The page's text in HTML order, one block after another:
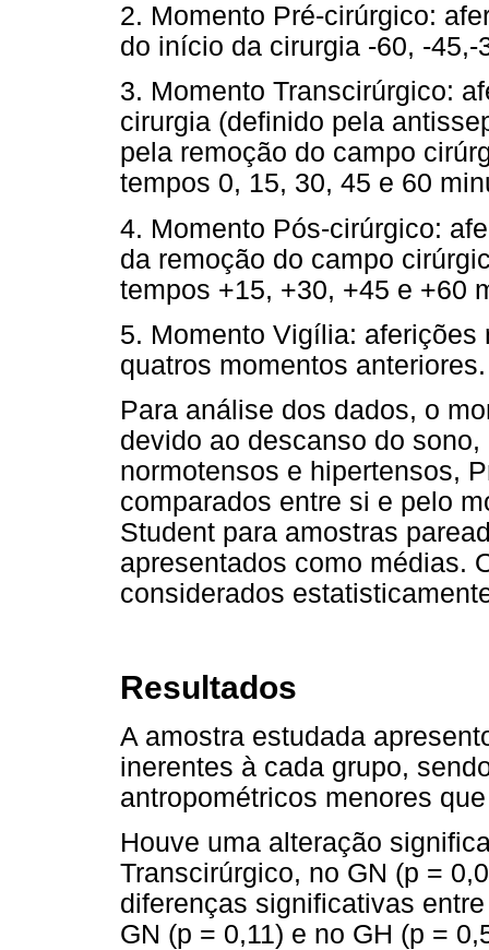
2. Momento Pré-cirúrgico:
do início da cirurgia -60, -45,-
3. Momento Transcirúrgico:
cirurgia (definido pela
pela remoção do campo
tempos 0, 15, 30, 45 e 60
4. Momento Pós-cirúrgico:
da remoção do campo
tempos +15, +30, +45 e +60
5. Momento Vigília:
quatros momentos anteriores.
Para análise dos dados, o
devido ao descanso do
normotensos e hipertensos,
comparados entre si e pelo
Student para amostras
apresentados como médias.
considerados
Resultados
A amostra estudada
inerentes à cada grupo,
antropométricos menores
Houve uma alteração
Transcirúrgico, no GN (p =
diferenças significativas
GN (p = 0,11) e no GH (p =